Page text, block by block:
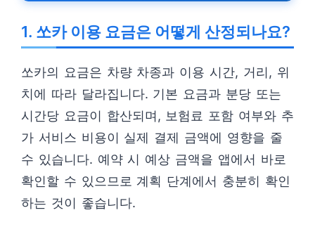
1. 쏘카 이용 요금은 어떻게 산정되나요?
쏘카의 요금은 차량 차종과 이용 시간, 거리, 위
치에 따라 달라집니다. 기본 요금과 분당 또는
시간당 요금이 합산되며, 보험료 포함 여부와 추
가 서비스 비용이 실제 결제 금액에 영향을 줄
수 있습니다. 예약 시 예상 금액을 앱에서 바로
확인할 수 있으므로 계획 단계에서 충분히 확인
하는 것이 좋습니다.